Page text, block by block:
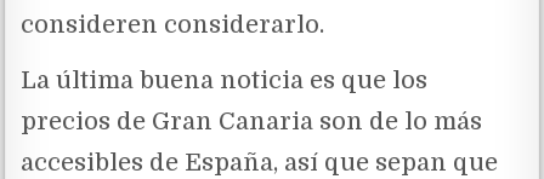
consideren considerarlo.
La última buena noticia es que los
precios de Gran Canaria son de lo más
accesibles de España, así que sepan que